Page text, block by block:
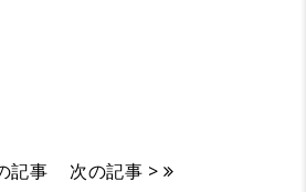
記事 次の記事 >